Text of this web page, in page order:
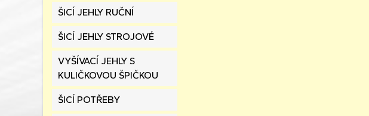
ŠICÍ JEHLY RUČNÍ
ŠICÍ JEHLY STROJOVÉ
VYŠÍVACÍ JEHLY S
KULIČKOVOU ŠPIČKOU
ŠICÍ POTŘEBY